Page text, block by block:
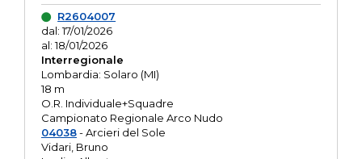
R2604007
dal: 17/01/2026
al: 18/01/2026
Interregionale
Lombardia: Solaro (MI)
18 m
O.R. Individuale+Squadre
Campionato Regionale Arco Nudo
04038- Arcieri del Sole
Vidari, Bruno